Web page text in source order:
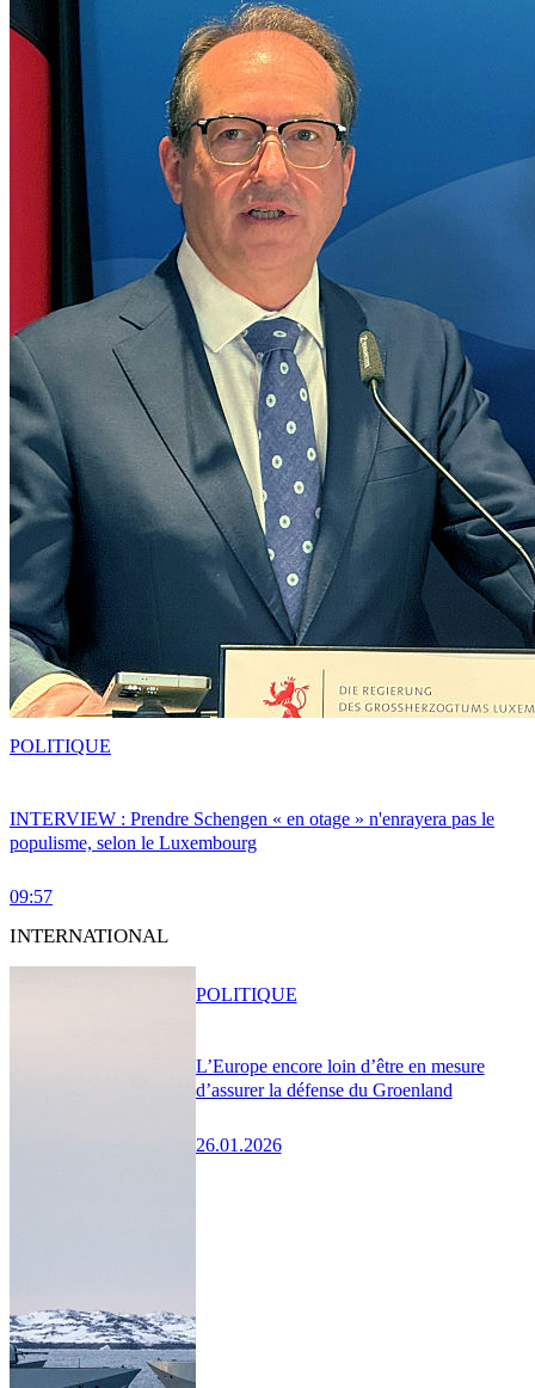
INTERVIEW : Prendre Schengen « en otage » n'enrayera pas le
populisme, selon le Luxembourg
09:57
POLITIQUE
INTERNATIONAL
L’Europe encore loin d’être en mesure
d’assurer la défense du Groenland
26.01.2026
POLITIQUE